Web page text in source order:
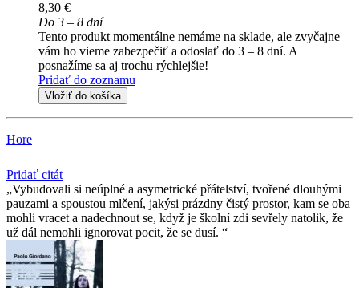
8,30 €
Do 3 – 8 dní
Tento produkt momentálne nemáme na sklade, ale zvyčajne
vám ho vieme zabezpečiť a odoslať do 3 – 8 dní. A
posnažíme sa aj trochu rýchlejšie!
Pridať do zoznamu
Vložiť do košíka
Hore
Pridať citát
Vybudovali si neúplné a asymetrické přátelství, tvořené dlouhými
pauzami a spoustou mlčení, jakýsi prázdny čistý prostor, kam se oba
mohli vracet a nadechnout se, když je školní zdi sevřely natolik, že
už dál nemohli ignorovat pocit, že se dusí.